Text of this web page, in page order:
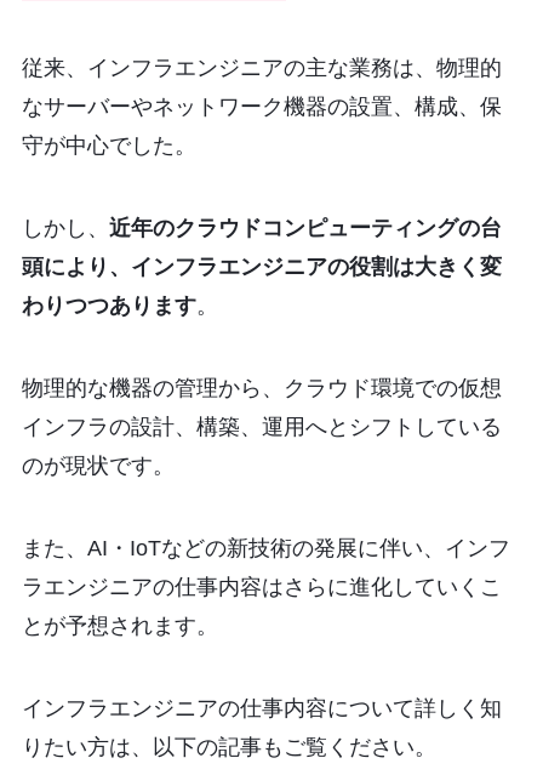
従来、インフラエンジニアの主な業務は、物理的
なサーバーやネットワーク機器の設置、構成、保
守が中心でした。
しかし、 近年のクラウドコンピューティングの台
頭により、インフラエンジニアの役割は大きく変
わりつつあります。
物理的な機器の管理から、クラウド環境での仮想
インフラの設計、構築、運用へとシフトしている
のが現状です。
また、AI・IoTなどの新技術の発展に伴い、インフ
ラエンジニアの仕事内容はさらに進化していくこ
とが予想されます。
インフラエンジニアの仕事内容について詳しく知
りたい方は、以下の記事もご覧ください。